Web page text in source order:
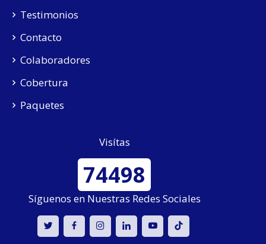
Testimonios
Contacto
Colaboradores
Cobertura
Paquetes
Visítas
74498
Síguenos en Nuestras Redes Sociales